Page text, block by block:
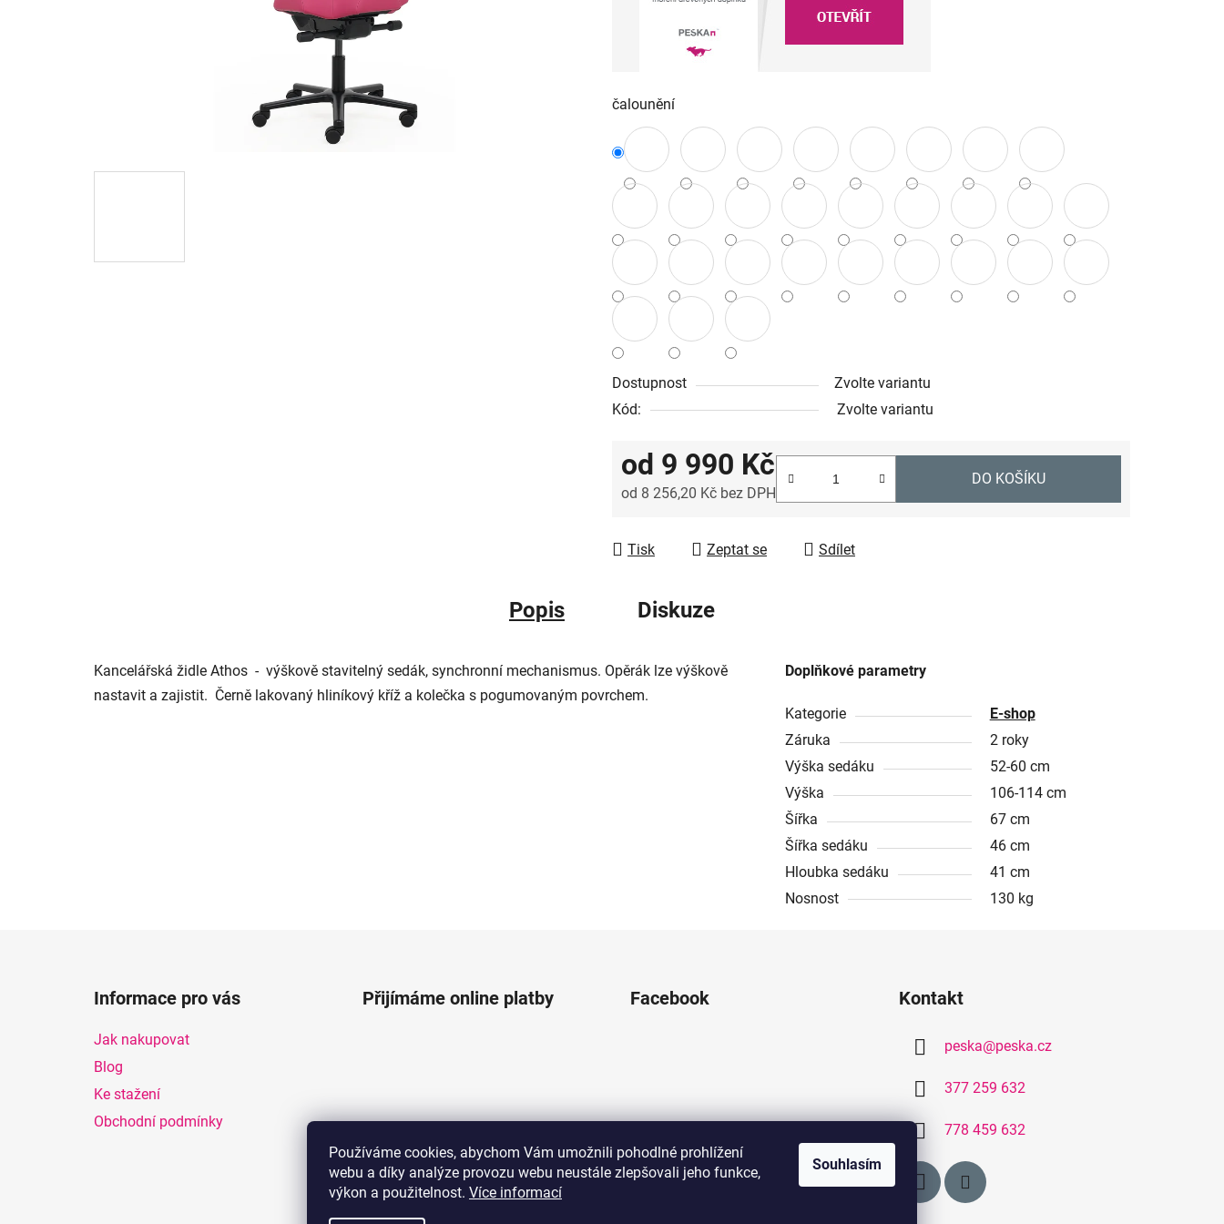
Používáme cookies, abychom Vám umožnili pohodlné prohlížení
webu a díky analýze provozu webu neustále zlepšovali jeho funkce,
výkon a použitelnost. Více informací
Souhlasím
čalounění
Dostupnost
Zvolte variantu
Kód:
Zvolte variantu
od 9 990 Kč
od 8 256,20 Kč bez DPH
DO KOŠÍKU
Tisk Zeptat se Sdílet
Popis Diskuze
Kancelářská židle Athos - výškově stavitelný sedák, synchronní mechanismus. Opěrák lze výškově
nastavit a zajistit. Černě lakovaný hliníkový kříž a kolečka s pogumovaným povrchem.
Doplňkové parametry
Kategorie
E-shop
Záruka
2 roky
Výška sedáku
52-60 cm
Výška
106-114 cm
Šířka
67 cm
Šířka sedáku
46 cm
Hloubka sedáku
41 cm
Nosnost
130 kg
Informace pro vás
Jak nakupovat
Blog
Ke stažení
Obchodní podmínky
Přijímáme online platby Facebook Kontakt
peska@peska.cz
377 259 632
778 459 632